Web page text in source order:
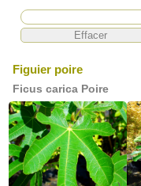
Figuier poire
Ficus carica Poire